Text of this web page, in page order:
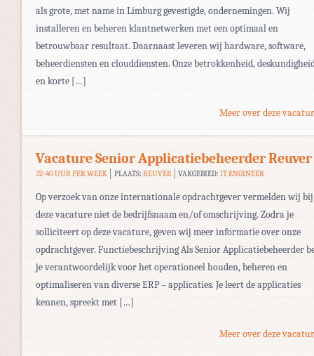
als grote, met name in Limburg gevestigde, ondernemingen. Wij
installeren en beheren klantnetwerken met een optimaal en
betrouwbaar resultaat. Daarnaast leveren wij hardware, software,
beheerdiensten en clouddiensten. Onze betrokkenheid,
en korte […]
Meer over deze
Vacature Senior Applicatiebeheerder Reuver
32-40 UUR PER WEEK PLAATS: REUVER VAKGEBIED:IT ENGINEER
Op verzoek van onze internationale opdrachtgever vermelden wij bij
deze vacature niet de bedrijfsnaam en/of omschrijving. Zodra je
solliciteert op deze vacature, geven wij meer informatie over onze
opdrachtgever. Functiebeschrijving Als Senior Applicatiebeheerder
je verantwoordelijk voor het operationeel houden, beheren en
optimaliseren van diverse ERP – applicaties. Je leert de applicaties
kennen, spreekt met […]
Meer over deze